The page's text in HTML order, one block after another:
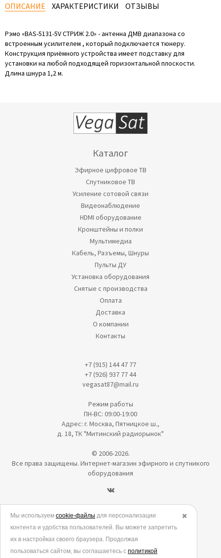
ОПИСАНИЕ ХАРАКТЕРИСТИКИ ОТЗЫВЫ
Рэмо «BAS-5131-5V СТРИЖ 2.0» - антенна ДМВ диапазона со
встроенным усилителем , который подключается тюнеру.
Конструкция приёмного устройства имеет подставку для
установки на любой подходящей горизонтальной плоскости.
Длина шнура 1,2 м.
Каталог
Эфирное цифровое ТВ
Спутниковое ТВ
Усиление сотовой связи
Видеонаблюдение
HDMI оборудование
Кронштейны и полки
Мультимедиа
Кабель, Разъемы, Шнуры
Пульты ДУ
Установка оборудования
Снятые с производства
Оплата
Доставка
О компании
Контакты
+7 (915) 144 47 77
+7 (926) 937 77 44
vegasat87@mail.ru
Режим работы
ПН-ВС: 09:00-19:00
Адрес: г. Москва, Пятницкое ш.,
д. 18, ТК "Митинский радиорынок"
© 2006-2026.
Все права защищены. Интернет-магазин эфирного и спутникого
оборудования
Политика в отношении обработки персональных данных
Согласие на обработку персональных данных
Согласие на обработку данных метрическими программами
✖️
Мы используем cookie-файлы для персонализации
контента и удобства пользователей. Вы можете запретить
их в настройках своего браузера. Продолжая
пользоваться сайтом, вы соглашаетесь с политикой